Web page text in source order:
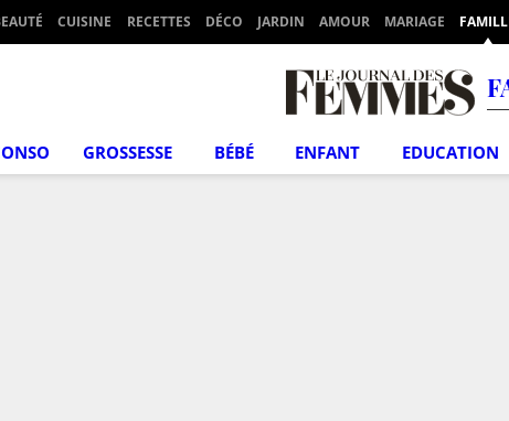
CUISINE RECETTES DÉCO JARDIN AMOUR MARIAGE
GROSSESSE BÉBÉ ENFANT EDUCATION